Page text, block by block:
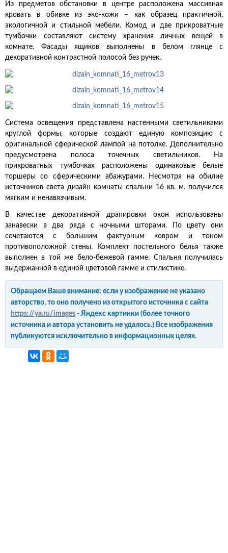
Из предметов обстановки в центре расположена массивная
кровать в обивке из эко-кожи – как образец практичной,
экологичной и стильной мебели. Комод и две прикроватные
тумбочки составляют систему хранения личных вещей в
комнате. Фасады ящиков выполнены в белом глянце с
декоративной контрастной полосой без ручек.
Система освещения представлена настенными светильниками
круглой формы, которые создают единую композицию с
оригинальной сферической лампой на потолке. Дополнительно
предусмотрена полоса точечных светильников. На
прикроватных тумбочках расположены одинаковые белые
торшеры со сферическими абажурами. Несмотря на обилие
источников света дизайн комнаты спальни 16 кв. м. получился
мягким и ненавязчивым.
В качестве декоративной драпировки окон использованы
занавески в два ряда с ночными шторами. По цвету они
сочетаются с большим фактурным ковром и тоном
противоположной стены. Комплект постельного белья также
выполнен в той же бело-бежевой гамме. Спальня получилась
выдержанной в единой цветовой гамме и стилистике.
Обращаем Ваше внимание: если у изображение не указано
авторство, то оно получено из открытого источника с сайта
https://ya.ru/images - Яндекс картинки (более точного
источника и автора установить не удалось.) Все изображения
публикуются исключительно в информационных целях.